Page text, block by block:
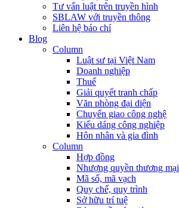
Tư vấn luật trên truyền hình
SBLAW với truyền thông
Liên hệ báo chí
Blog
Column
Luật sư tại Việt Nam
Doanh nghiệp
Thuế
Giải quyết tranh chấp
Văn phòng đại diện
Chuyển giao công nghệ
Kiểu dáng công nghiệp
Hôn nhân và gia đình
Column
Hợp đồng
Nhượng quyền thương mại
Mã số, mã vạch
Quy chế, quy trình
Sở hữu trí tuệ